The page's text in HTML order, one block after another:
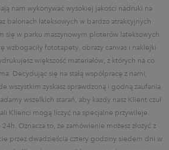
nam wykonywać wysokiej jakości nadruki na
balonach lateksowych w bardzo atrakcyjnych
się w parku maszynowym ploterów lateksowych
wzbogaciły fototapety, obrazy canvas i naklejki
większość materiałów, z których na co
Decydując się na stałą współpracę z nami,
wszystkim zyskasz sprawdzoną i godną zaufania
wszelkich starań, aby każdy nasz Klient czuł
Klienci mogą liczyć na specjalne przywileje.
Oznacza to, że zamówienie możesz złożyć z
przez dwadzieścia cztery godziny siedem dni w